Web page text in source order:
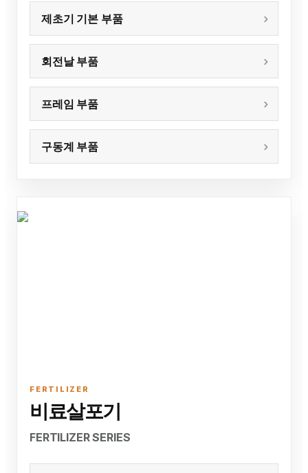
제초기 기본 부품
회전날 부품
프레임 부품
구동계 부품
FERTILIZER
비료살포기
FERTILIZER SERIES